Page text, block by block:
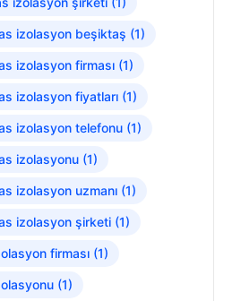
izolasyon beşiktaş (1)
izolasyon firması (1)
izolasyon fiyatları (1)
izolasyon telefonu (1)
izolasyonu (1)
izolasyon uzmanı (1)
izolasyon şirketi (1)
firması (1)
(1)